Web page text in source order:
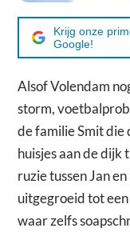
Krijg onze
Google!
Alsof Volendam
storm,
de familie Smit die
huisjes aan de dijk
ruzie tussen Jan
uitgegroeid tot
waar zelfs